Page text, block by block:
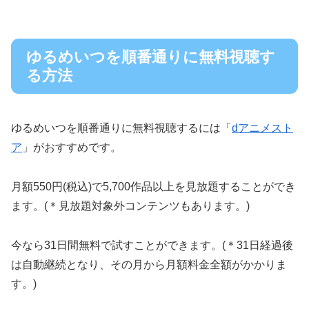
ゆるめいつを順番通りに無料視聴す
る方法
ゆるめいつを順番通りに無料視聴するには「 dアニメスト
ア 」がおすすめです。
月額550円(税込)で5,700作品以上を見放題することができ
ます。(＊見放題対象外コンテンツもあります。)
今なら31日間無料で試すことができます。(＊31日経過後
は自動継続となり、その月から月額料金全額がかかりま
す。)